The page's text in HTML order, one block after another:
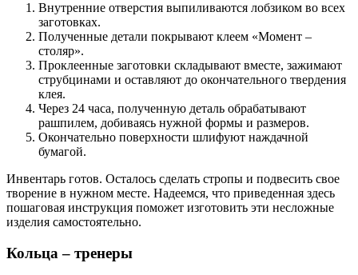
Внутренние отверстия выпиливаются лобзиком во всех
заготовках.
Полученные детали покрывают клеем «Момент –
столяр».
Проклеенные заготовки складывают вместе, зажимают
струбцинами и оставляют до окончательного твердения
клея.
Через 24 часа, полученную деталь обрабатывают
рашпилем, добиваясь нужной формы и размеров.
Окончательно поверхности шлифуют наждачной
бумагой.
Инвентарь готов. Осталось сделать стропы и подвесить свое
творение в нужном месте. Надеемся, что приведенная здесь
пошаговая инструкция поможет изготовить эти несложные
изделия самостоятельно.
Кольца – тренеры